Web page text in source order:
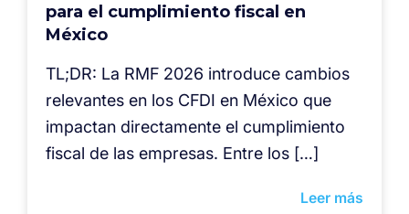
para el cumplimiento fiscal en
México
TL;DR: La RMF 2026 introduce cambios
relevantes en los CFDI en México que
impactan directamente el cumplimiento
fiscal de las empresas. Entre los […]
Leer más